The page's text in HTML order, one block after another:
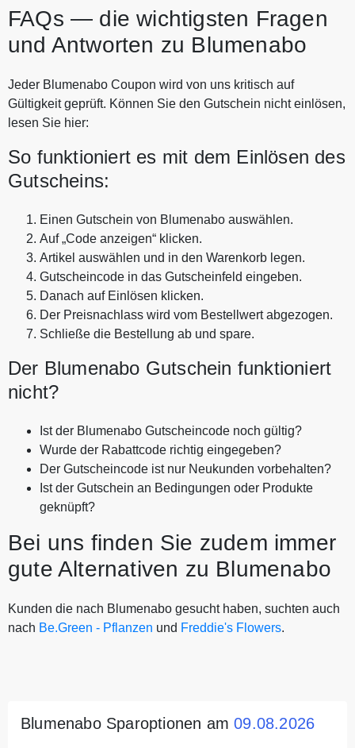
FAQs — die wichtigsten Fragen
und Antworten zu Blumenabo
Jeder Blumenabo Coupon wird von uns kritisch auf
Gültigkeit geprüft. Können Sie den Gutschein nicht einlösen,
lesen Sie hier:
So funktioniert es mit dem Einlösen des
Gutscheins:
Einen Gutschein von Blumenabo auswählen.
Auf „Code anzeigen“ klicken.
Artikel auswählen und in den Warenkorb legen.
Gutscheincode in das Gutscheinfeld eingeben.
Danach auf Einlösen klicken.
Der Preisnachlass wird vom Bestellwert abgezogen.
Schließe die Bestellung ab und spare.
Der Blumenabo Gutschein funktioniert
nicht?
Ist der Blumenabo Gutscheincode noch gültig?
Wurde der Rabattcode richtig eingegeben?
Der Gutscheincode ist nur Neukunden vorbehalten?
Ist der Gutschein an Bedingungen oder Produkte
geknüpft?
Bei uns finden Sie zudem immer
gute Alternativen zu Blumenabo
Kunden die nach Blumenabo gesucht haben, suchten auch
nach Be.Green - Pflanzen und Freddie's Flowers.
Blumenabo Sparoptionen am09.08.2026